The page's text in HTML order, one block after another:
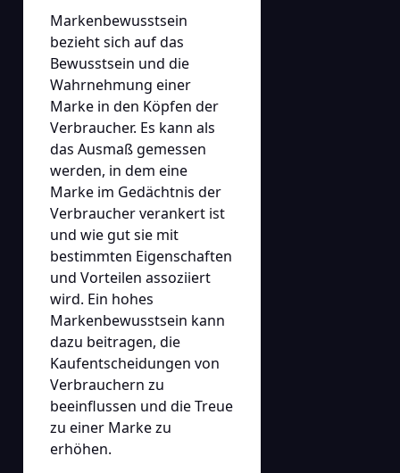
Markenbewusstsein
bezieht sich auf das
Bewusstsein und die
Wahrnehmung einer
Marke in den Köpfen der
Verbraucher. Es kann als
das Ausmaß gemessen
werden, in dem eine
Marke im Gedächtnis der
Verbraucher verankert ist
und wie gut sie mit
bestimmten Eigenschaften
und Vorteilen assoziiert
wird. Ein hohes
Markenbewusstsein kann
dazu beitragen, die
Kaufentscheidungen von
Verbrauchern zu
beeinflussen und die Treue
zu einer Marke zu
erhöhen.